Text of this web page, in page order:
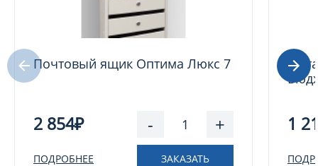
Почтовый ящик Оптима Люкс 7
2 854₽ - +
ПОДРОБНЕЕ ЗАКАЗАТЬ
1